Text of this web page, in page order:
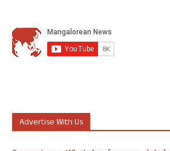
Advertise With Us